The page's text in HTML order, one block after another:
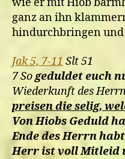
ganz an ihn
hindurchbringen
Jak 5, 7-11 Slt 51
7 Sogeduldet euch
Wiederkunft des
preisen die selig,
Von Hiobs Geduld
Ende des Herrn
Herr ist voll Mitleid